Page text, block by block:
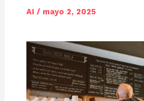
AI / mayo 2, 2025